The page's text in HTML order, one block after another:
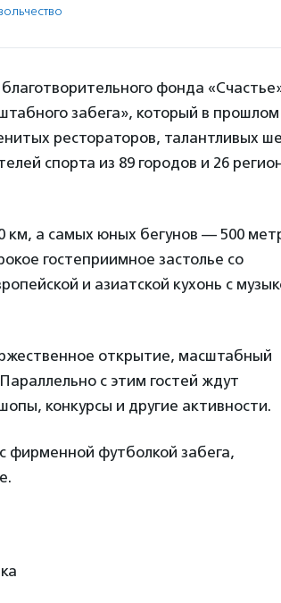
фонда
забега», который в прошлом
рестораторов, талантливых
спорта из 89 городов и 26
км, а самых юных бегунов — 500
гостеприимное застолье со
и азиатской кухонь с
открытие, масштабный
с этим гостей ждут
конкурсы и другие активности.
фирменной футболкой забега,